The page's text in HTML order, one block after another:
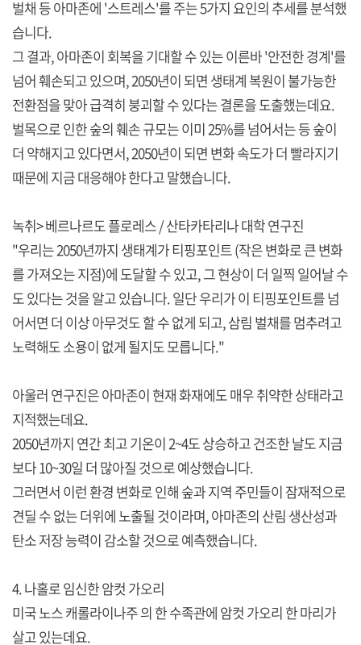
벌채 등 아마존에 '스트레스'를 주는 5가지 요인의 추세를 분석했
습니다.
그 결과, 아마존이 회복을 기대할 수 있는 이른바 '안전한 경계'를
넘어 훼손되고 있으며, 2050년이 되면 생태계 복원이 불가능한
전환점을 맞아 급격히 붕괴할 수 있다는 결론을 도출했는데요.
벌목으로 인한 숲의 훼손 규모는 이미 25%를 넘어서는 등 숲이
더 약해지고 있다면서, 2050년이 되면 변화 속도가 더 빨라지기
때문에 지금 대응해야 한다고 말했습니다.
녹취> 베르나르도 플로레스 / 산타카타리나 대학 연구진
"우리는 2050년까지 생태계가 티핑포인트 (작은 변화로 큰 변화
를 가져오는 지점)에 도달할 수 있고, 그 현상이 더 일찍 일어날 수
도 있다는 것을 알고 있습니다. 일단 우리가 이 티핑포인트를 넘
어서면 더 이상 아무것도 할 수 없게 되고, 삼림 벌채를 멈추려고
노력해도 소용이 없게 될지도 모릅니다."
아울러 연구진은 아마존이 현재 화재에도 매우 취약한 상태라고
지적했는데요.
2050년까지 연간 최고 기온이 2~4도 상승하고 건조한 날도 지금
보다 10~30일 더 많아질 것으로 예상했습니다.
그러면서 이런 환경 변화로 인해 숲과 지역 주민들이 잠재적으로
견딜 수 없는 더위에 노출될 것이라며, 아마존의 산림 생산성과
탄소 저장 능력이 감소할 것으로 예측했습니다.
4. 나홀로 임신한 암컷 가오리
미국 노스 캐롤라이나주 의 한 수족관에 암컷 가오리 한 마리가
살고 있는데요.